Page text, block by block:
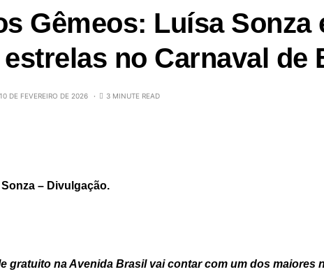
Gêmeos: Luísa Sonza
no Carnaval de
10 DE FEVEREIRO DE 2026 3 MINUTE READ
Sonza – Divulgação.
gratuito na Avenida Brasil vai contar com um dos maiores